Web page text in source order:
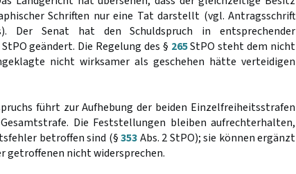
Schriften nur eine Tat darstellt (vgl. Antragsschrift
Der Senat hat den Schuldspruch in entsprechender
geändert. Die Regelung des § 265StPO steht dem nicht
nicht wirksamer als geschehen hätte verteidigen
führt zur Aufhebung der beiden Einzelfreiheitsstrafen
Die Feststellungen bleiben aufrechterhalten,
betroffen sind (§353Abs. 2 StPO); sie können ergänzt
getroffenen nicht widersprechen.